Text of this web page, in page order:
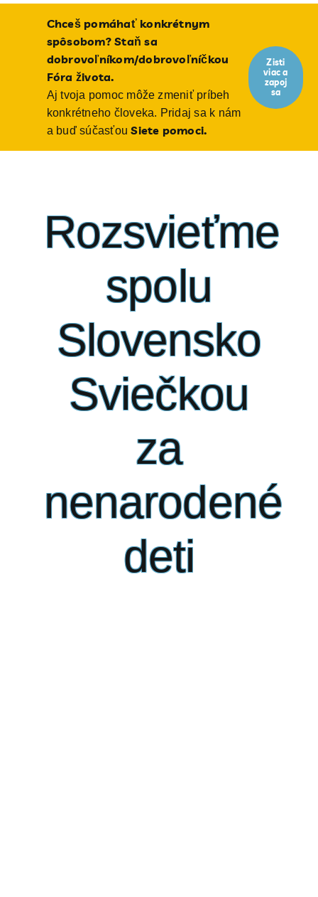
Chceš pomáhať konkrétnym
spôsobom? Staň sa
dobrovoľníkom/dobrovoľníčkou
Fóra života.
Aj tvoja pomoc môže zmeniť príbeh
konkrétneho človeka. Pridaj sa k nám
a buď súčasťou Siete pomoci.
Zisti
viac a
zapoj
sa
Rozsvieťme
spolu
Slovensko
Sviečkou
za
nenarodené
deti